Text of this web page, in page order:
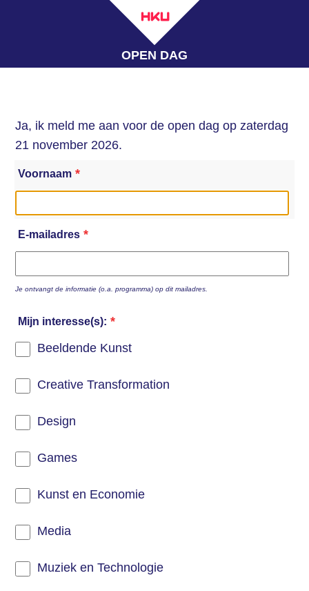
OPEN DAG
Ja, ik meld me aan voor de open dag op zaterdag
21 november 2026.
Voornaam *
E-mailadres *
Je ontvangt de informatie (o.a. programma) op dit mailadres.
Mijn interesse(s): *
Beeldende Kunst
Creative Transformation
Design
Games
Kunst en Economie
Media
Muziek en Technologie